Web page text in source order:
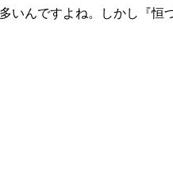
いんですよね。しかし『